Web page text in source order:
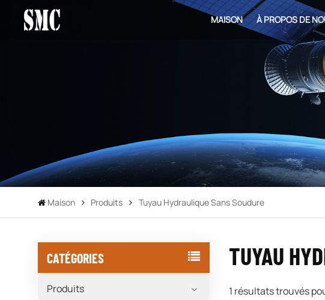
MAISON À PROPOS DE
Maison Produits Tuyau Hydraulique Sans Soudure
CATÉGORIES
Produits
TUYAU
1 résultats trouvés